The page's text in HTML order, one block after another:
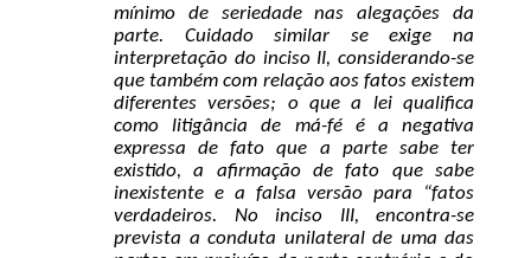
mínimo de seriedade nas alegações da
parte. Cuidado similar se exige na
interpretação do inciso II, considerando-se
que também com relação aos fatos existem
diferentes versões; o que a lei qualifica
como litigância de má-fé é a negativa
expressa de fato que a parte sabe ter
existido, a afirmação de fato que sabe
inexistente e a falsa versão para “fatos
verdadeiros. No inciso III, encontra-se
prevista a conduta unilateral de uma das